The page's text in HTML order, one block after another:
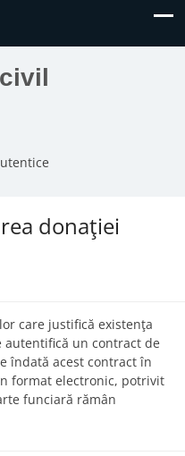
donaţiei
care justifică existenţa
un contract de
îndată acest contract în
format electronic, potrivit
funciară rămân